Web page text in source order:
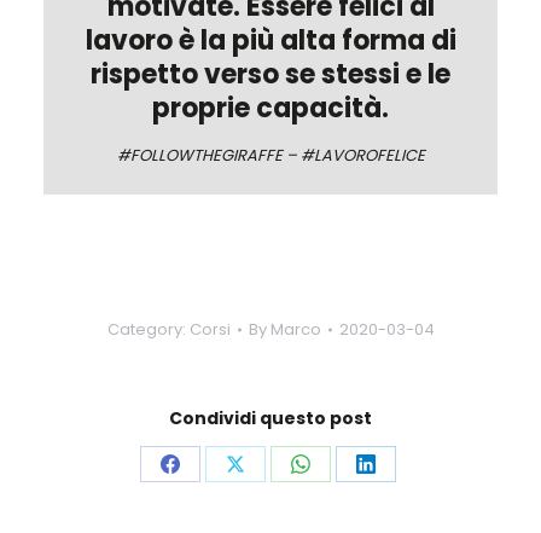
lavoro è la più alta forma di
rispetto verso se stessi e le
proprie capacità.
#FOLLOWTHEGIRAFFE – #LAVOROFELICE
Category: Corsi By Marco 2020-03-04
Condividi questo post
Share Share Share Share